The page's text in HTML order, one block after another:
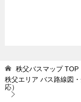
秩父バスマップTOP
秩父エリア バス路線図
応）